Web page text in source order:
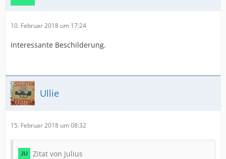
10. Februar 2018 um 17:24
Interessante Beschilderung.
Ullie
15. Februar 2018 um 08:32
Zitat von Julius